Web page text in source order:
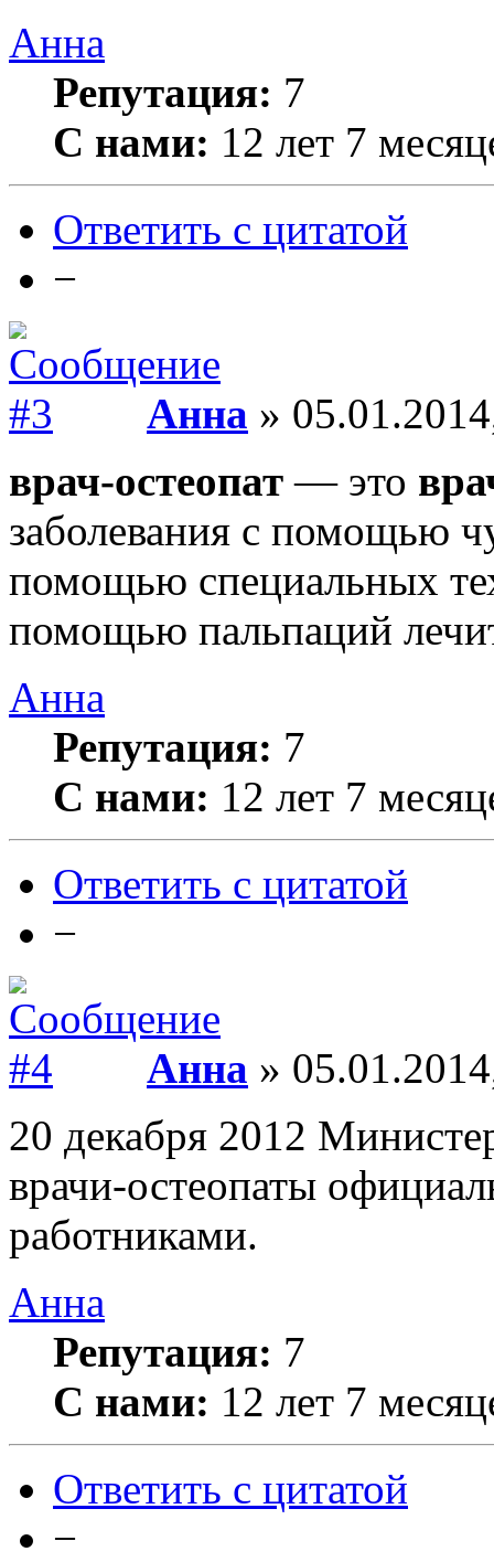
Анна
Репутация: 7
С нами: 12 лет 7
Ответить с цитатой
−
Анна »
врач-остеопат — это
заболевания с помощью
помощью специальных
помощью пальпаций
Анна
Репутация: 7
С нами: 12 лет 7
Ответить с цитатой
−
Анна »
20 декабря 2012
врачи-остеопаты
работниками.
Анна
Репутация: 7
С нами: 12 лет 7
Ответить с цитатой
−